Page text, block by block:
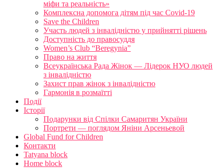
міфи та реальність»
Комплексна допомога дітям під час Covid-19
Save the Children
Участь людей з інвалідністю у прийнятті рішень
Доступність до правосуддя
Women’s Club “Beregynia”
Право на життя
Всеукраїнська Рада Жінок — Лідерок НУО людей
з інвалідністю
Захист прав жінок з інвалідністю
Гармонія в розмаїтті
Події
Історії
Подарунки від Спілки Самаритян України
Портрети — поглядом Яніни Арсеньевой
Global Fund for Children
Контакти
Tatyana block
Home block